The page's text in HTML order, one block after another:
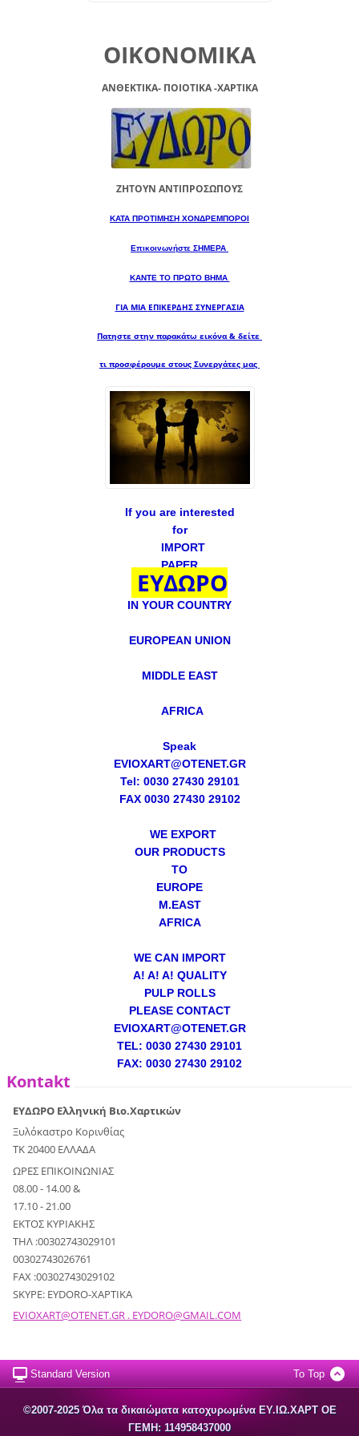
ΟΙΚΟΝΟΜΙΚΑ
ΑΝΘΕΚΤΙΚΑ- ΠΟΙΟΤΙΚΑ -XAPTIKA
ΖΗΤΟΥΝ ΑΝΤΙΠΡΟΣΩΠΟΥΣ
ΚΑΤΑ ΠΡΟΤΙΜΗΣΗ ΧΟΝΔΡΕΜΠΟΡΟΙ
Επικοινωνήστε ΣΗΜΕΡΑ
ΚΑΝΤΕ ΤΟ ΠΡΩΤΟ ΒΗΜΑ
ΓΙΑ ΜΙΑ ΕΠΙΚΕΡΔΗΣ ΣΥΝΕΡΓΑΣΙΑ
Πατηστε στην παρακάτω εικόνα & δείτε
τι προσφέρουμε στους Συνεργάτες μας
If you are interested
for
IMPORT
PAPER
ΕΥΔΩΡΟ
IN YOUR COUNTRY
EUROPEAN UNION
MIDDLE EAST
AFRICA
Speak
EVIOXART@OTENET.GR
Tel: 0030 27430 29101
FAX 0030 27430 29102
WE EXPORT
OUR PRODUCTS
TO
EUROPE
M.EAST
AFRICA
WE CAN IMPORT
A! A! A! QUALITY
PULP ROLLS
PLEASE CONTACT
EVIOXART@OTENET.GR
TEL: 0030 27430 29101
FAX: 0030 27430 29102
Kontakt
ΕΥΔΩΡΟ Ελληνική Βιο.Χαρτικών
Ξυλόκαστρο Κορινθίας
ΤΚ 20400 ΕΛΛΑΔΑ
ΩΡΕΣ ΕΠΙΚΟΙΝΩΝΙΑΣ
08.00 - 14.00 &
17.10 - 21.00
ΕΚΤΟΣ ΚΥΡΙΑΚΗΣ
ΤΗΛ :00302743029101
00302743026761
FAX :00302743029102
SKYPE: EYDORO-XAPTIKA
EVIOXART@OTENET.GR . EYDORO@GMAIL.COM
Standard Version To Top
©2007-2025 Όλα τα δικαιώματα κατοχυρωμένα EΥ.ΙΩ.ΧΑΡΤ ΟΕ
ΓΕΜΗ: 114958437000